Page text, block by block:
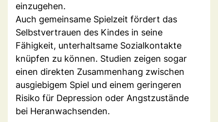
einzugehen.
Auch gemeinsame Spielzeit fördert das
Selbstvertrauen des Kindes in seine
Fähigkeit, unterhaltsame Sozialkontakte
knüpfen zu können. Studien zeigen sogar
einen direkten Zusammenhang zwischen
ausgiebigem Spiel und einem geringeren
Risiko für Depression oder Angstzustände
bei Heranwachsenden.